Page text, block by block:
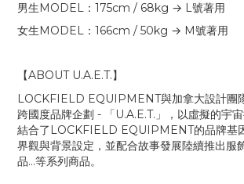
男生MODEL ： 175cm / 68kg → L號著用
女生MODEL ： 166cm / 50kg → M號著用
【ABOUT U.A.E.T.】
LOCKFIELD EQUIPMENT與加拿大設計團
跨國度品牌企劃 - 「U.A.E.T. 」，以虛擬的宇
結合了 LOCKFIELD EQUIPMENT的品牌基
界觀與背景設定，並配合故事發展陸續推出服
品...等系列商品。